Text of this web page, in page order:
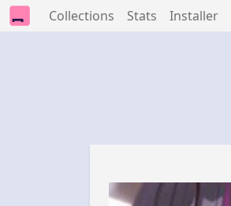
Collections Stats Installer